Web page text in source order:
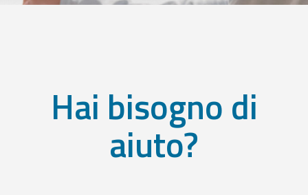
Hai bisogno di
aiuto?